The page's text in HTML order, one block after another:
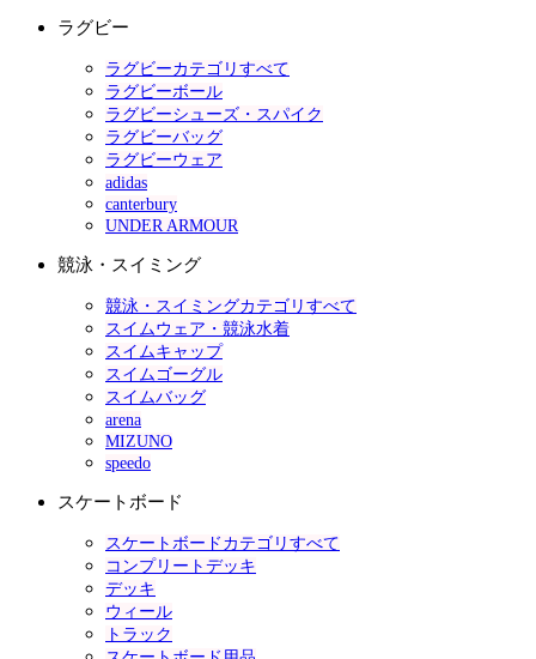
ラグビー
ラグビーカテゴリすべて
ラグビーボール
ラグビーシューズ・スパイク
ラグビーバッグ
ラグビーウェア
adidas
canterbury
UNDER ARMOUR
競泳・スイミング
競泳・スイミングカテゴリすべて
スイムウェア・競泳水着
スイムキャップ
スイムゴーグル
スイムバッグ
arena
MIZUNO
speedo
スケートボード
スケートボードカテゴリすべて
コンプリートデッキ
デッキ
ウィール
トラック